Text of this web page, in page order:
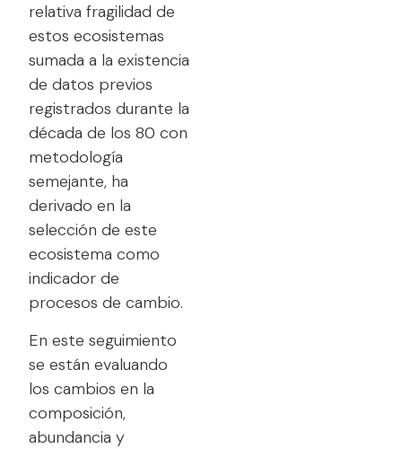
relativa fragilidad de
estos ecosistemas
sumada a la existencia
de datos previos
registrados durante la
década de los 80 con
metodología
semejante, ha
derivado en la
selección de este
ecosistema como
indicador de
procesos de cambio.
En este seguimiento
se están evaluando
los cambios en la
composición,
abundancia y